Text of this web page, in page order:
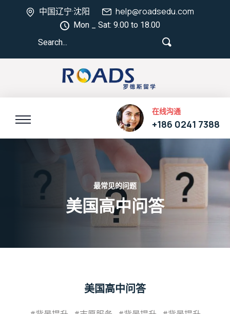
中国辽宁·沈阳 help@roadsedu.com
Mon _ Sat: 9.00 to 18.00
在线沟通
+186 0241 7388
最常见的问题
美国高中问答
美国高中问答